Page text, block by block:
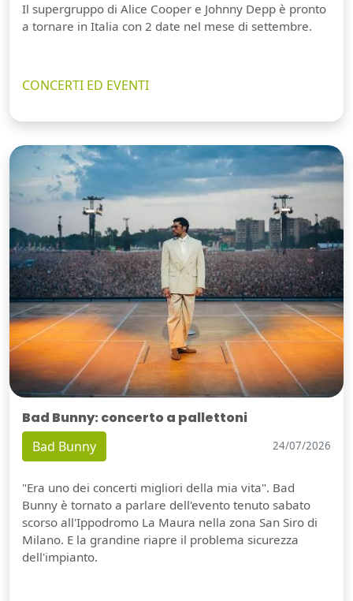
Il supergruppo di Alice Cooper e Johnny Depp è pronto
a tornare in Italia con 2 date nel mese di settembre.
CONCERTI ED EVENTI
Bad Bunny: concerto a pallettoni
Bad Bunny 24/07/2026
"Era uno dei concerti migliori della mia vita". Bad
Bunny è tornato a parlare dell'evento tenuto sabato
scorso all'Ippodromo La Maura nella zona San Siro di
Milano. E la grandine riapre il problema sicurezza
dell'impianto.